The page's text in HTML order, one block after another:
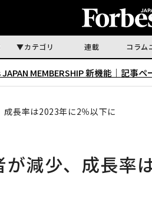
カテゴリ 連載 コラム
MEMBERSHIP 新機能｜ 記事ペ
長率は2023年に2％以下に
減少、成長率